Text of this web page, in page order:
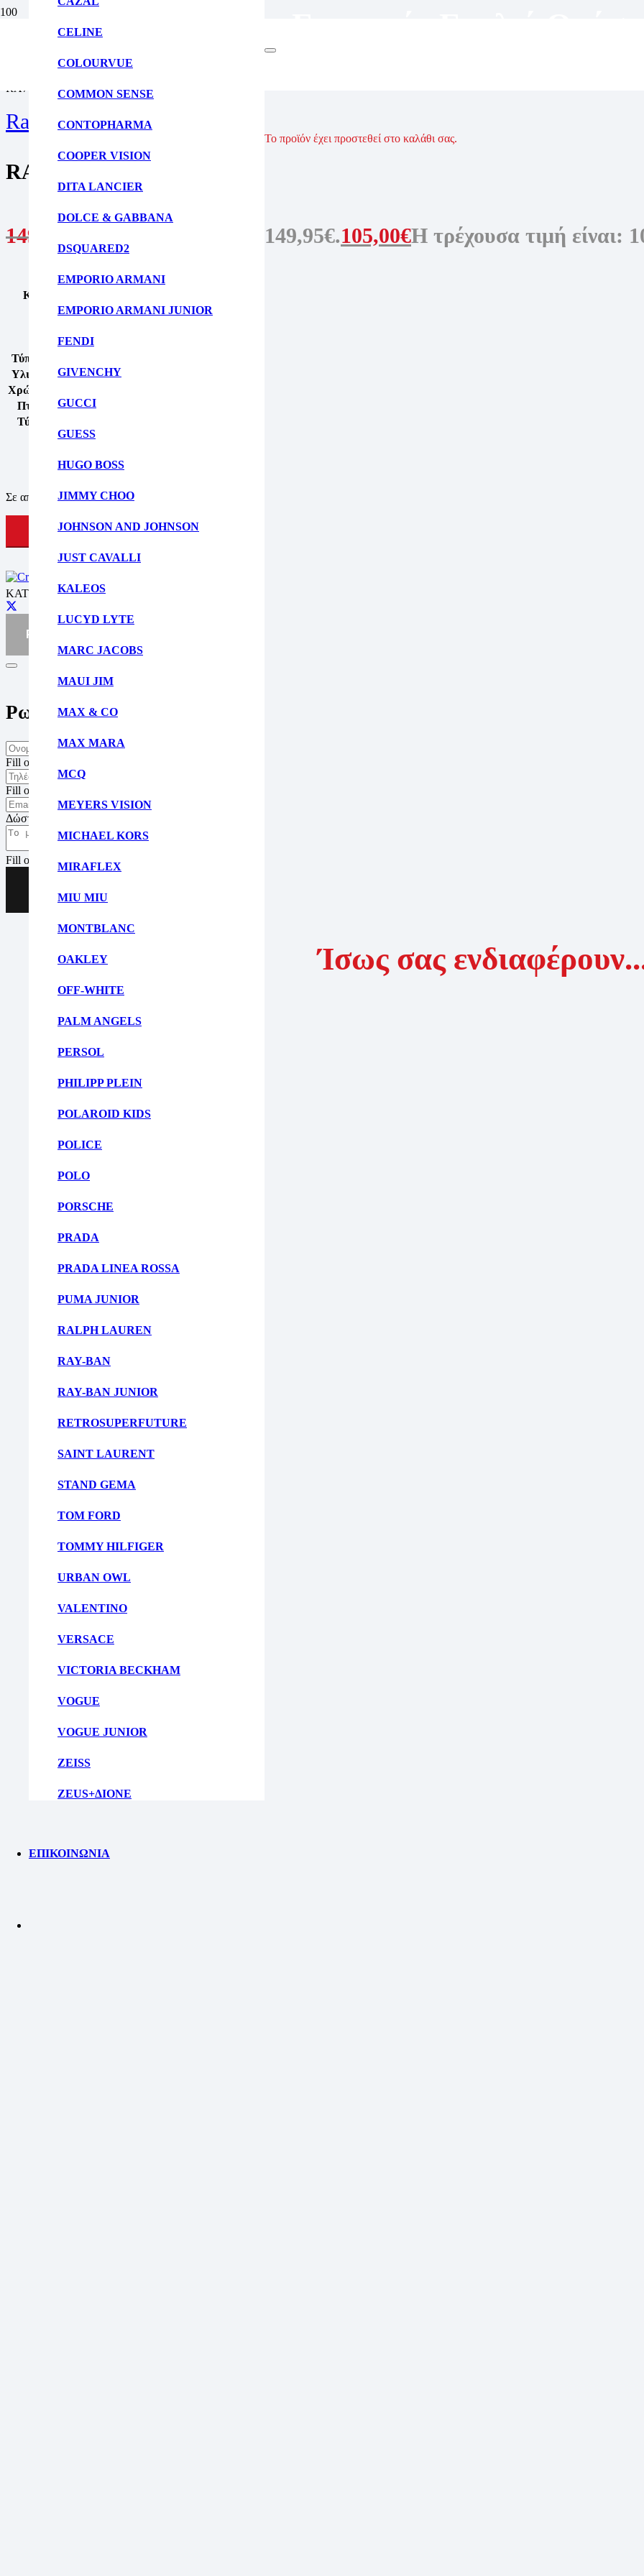
CELINE
COLOURVUE
COMMON SENSE
CONTOPHARMA
COOPER VISION
DITA LANCIER
DOLCE & GABBANA
DSQUARED2
EMPORIO ARMANI
EMPORIO ARMANI JUNIOR
FENDI
GIVENCHY
GUCCI
GUESS
HUGO BOSS
JIMMY CHOO
JOHNSON AND JOHNSON
JUST CAVALLI
KALEOS
LUCYD LYTE
MARC JACOBS
MAUI JIM
MAX & CO
MAX MARA
MCQ
MEYERS VISION
MICHAEL KORS
MIRAFLEX
MIU MIU
MONTBLANC
OAKLEY
OFF-WHITE
PALM ANGELS
PERSOL
PHILIPP PLEIN
POLAROID KIDS
POLICE
POLO
PORSCHE
PRADA
PRADA LINEA ROSSA
PUMA JUNIOR
RALPH LAUREN
RAY-BAN
RAY-BAN JUNIOR
RETROSUPERFUTURE
SAINT LAURENT
STAND GEMA
TOM FORD
TOMMY HILFIGER
URBAN OWL
VALENTINO
VERSACE
VICTORIA BECKHAM
VOGUE
VOGUE JUNIOR
ZEISS
ZEUS+ΔΙΟΝΕ
ΕΠΙΚΟΙΝΩΝΙΑ
Το προϊόν έχει προστεθεί στο καλάθι σας.
ΓΥΑΛΙΑ ΟΡΑΣΕΩΣ
RA7141 6008
Ralph Lauren
RA7141 6008
149,95 Original price was: 149,95€.105,00€Η τρέχουσα τιμή είναι:
Κατηγορία
Γένος
Γυναίκα
Σχήμα
Τύπος πλαισίου
Υλικό πλαισίου Πλαστική ύλη
Χρώμα πλαισίου
Πτυσσόμενος
Οχι
Τύπος φακού
Μέγεθος
54
Σε απόθεμα
ΠΡΟΣΘΗΚΗ ΣΤΟ ΚΑΛΑΘΙ
ΚΑΤΗΓΟΡΙΕΣ:ΓΥΝΑΙΚΕΙΑ ΓΥΑΛΙΑ ΟΡΑΣΕΩΣ
ΡΩΤΗΣΤΕ ΜΑΣ ΓΙΑ ΤΟ ΠΡΟΪΟΝ
Ρωτήστε μας για το προϊόν
Fill out this field
Fill out this field
Δώστε μια έγκυρη ηλ. διεύθυνση.
Fill out this field
Ίσως σας